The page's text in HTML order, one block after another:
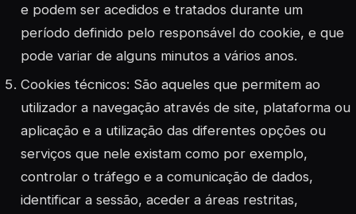
e podem ser acedidos e tratados durante um
período definido pelo responsável do cookie, e que
pode variar de alguns minutos a vários anos.
Cookies técnicos: São aqueles que permitem ao
utilizador a navegação através de site, plataforma ou
aplicação e a utilização das diferentes opções ou
serviços que nele existam como por exemplo,
controlar o tráfego e a comunicação de dados,
identificar a sessão, aceder a áreas restritas,